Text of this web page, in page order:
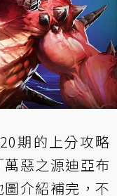
期的上分攻略
惡之源迪亞布
介紹補完，不